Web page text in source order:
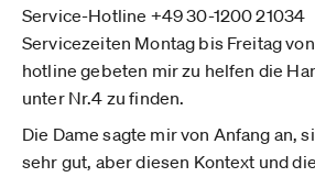
Service-Hotline +49 30-1200 21034
Servicezeiten Montag bis Freitag
hotline gebeten mir zu helfen die
unter Nr.4 zu finden.
Die Dame sagte mir von Anfang an,
sehr gut, aber diesen Kontext und